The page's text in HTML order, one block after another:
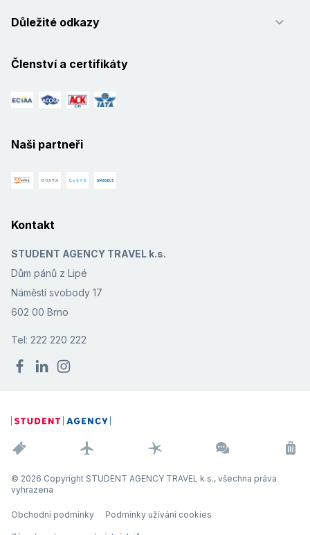
Důležité odkazy
Členství a certifikáty
Naši partneři
Kontakt
STUDENT AGENCY TRAVEL k.s.
Dům pánů z Lipé
Náměstí svobody 17
602 00 Brno
Tel: 222 220 222
© 2026 Copyright STUDENT AGENCY TRAVEL k.s., všechna práva
vyhrazena
Obchodní podmínky Podmínky užívání cookies